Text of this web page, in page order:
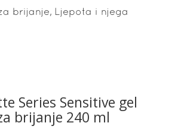
brijanje, Ljepota i njega
READ MORE
Series Sensitive gel
brijanje 240 ml